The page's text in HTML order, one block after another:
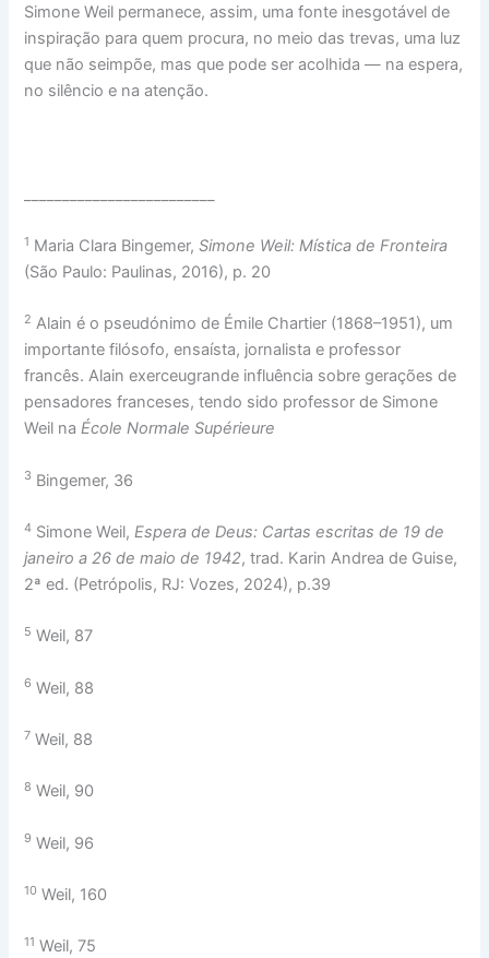
Simone Weil permanece, assim, uma fonte inesgotável de
inspiração para quem procura, no meio das trevas, uma luz
que não seimpõe, mas que pode ser acolhida — na espera,
no silêncio e na atenção.
1 Maria Clara Bingemer,Simone Weil: Mística de Fronteira
(São Paulo: Paulinas, 2016), p. 20
2 Alain é o pseudónimo de Émile Chartier (1868–1951), um
importante filósofo, ensaísta, jornalista e professor
francês. Alain exerceugrande influência sobre gerações de
pensadores franceses, tendo sido professor de Simone
Weil naÉcole Normale Supérieure
3 Bingemer, 36
4 Simone Weil,Espera de Deus: Cartas escritas de 19 de
janeiro a 26 de maio de 1942, trad. Karin Andrea de Guise,
2ª ed. (Petrópolis, RJ: Vozes, 2024), p.39
5 Weil, 87
6 Weil, 88
7 Weil, 88
8 Weil, 90
9 Weil, 96
10 Weil, 160
11 Weil, 75